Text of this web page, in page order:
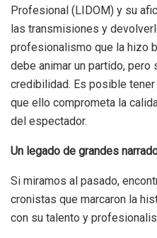
Profesional (LIDOM) y su
las transmisiones y
profesionalismo que la hizo
debe animar un partido,
credibilidad. Es posible
que ello comprometa la
del espectador.
Un legado de grandes
Si miramos al pasado,
cronistas que marcaron la
con su talento y